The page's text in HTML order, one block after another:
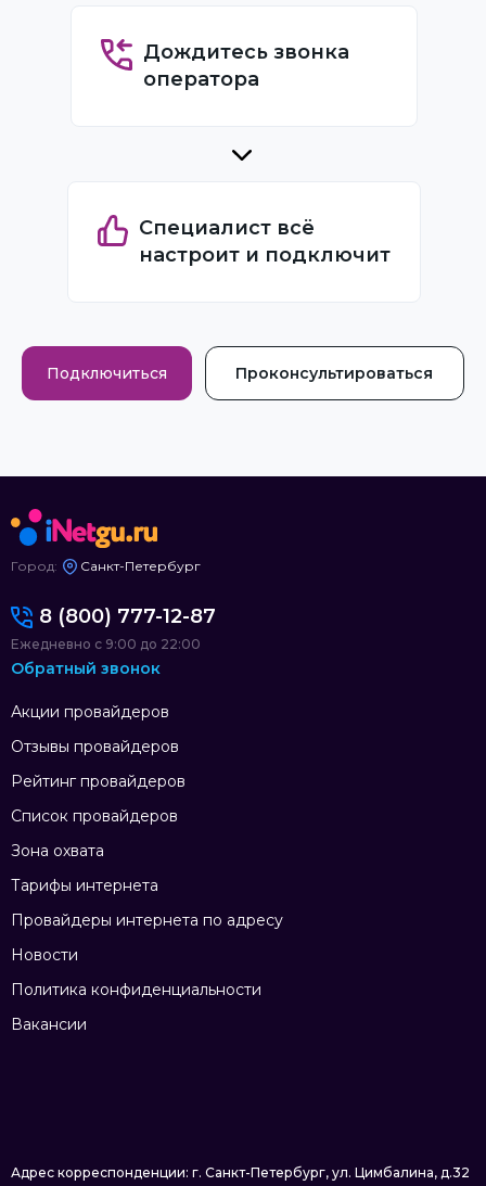
Дождитесь звонка
оператора
Специалист всё
настроит и подключит
Подключиться Проконсультироваться
Город: Санкт-Петербург
Акции провайдеров
Отзывы провайдеров
Рейтинг провайдеров
Список провайдеров
Зона охвата
Тарифы интернета
Провайдеры интернета по адресу
Новости
Политика конфиденциальности
Вакансии
8 (800) 777-12-87
Ежедневно с 9:00 до 22:00
Обратный звонок
Адрес корреспонденции: г. Санкт-Петербург, ул. Цимбалина, д.32